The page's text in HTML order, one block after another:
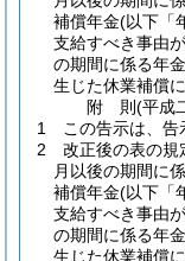
補償年金(以下「
支給すべき事由
の期間に係る年
生じた休業補償
附 則(平成
1
この告示は、告
2
改正後の表の規
月以後の期間に
補償年金(以下「
支給すべき事由
の期間に係る年
生じた休業補償